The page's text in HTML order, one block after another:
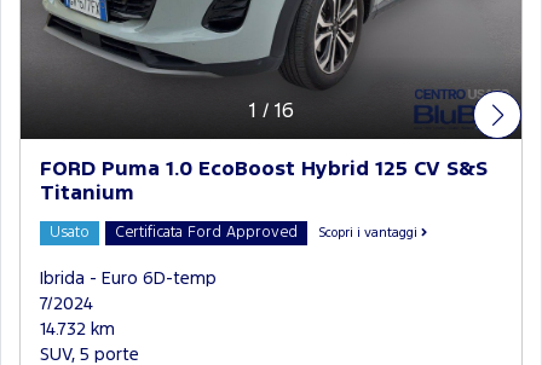
1 / 16
FORD Puma 1.0 EcoBoost Hybrid 125 CV S&S
Titanium
Usato Certificata Ford Approved Scopri i vantaggi
Ibrida - Euro 6D-temp
7/2024
14.732 km
SUV, 5 porte